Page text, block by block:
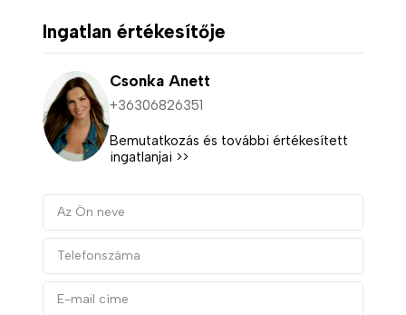
Ingatlan értékesítője
Csonka Anett
+36306826351
Bemutatkozás és további értékesített
ingatlanjai >>